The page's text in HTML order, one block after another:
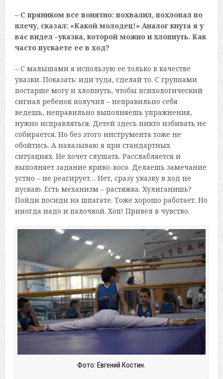
– С пряником все понятно: похвалил, похлопал по
плечу, сказал: «Какой молодец!» Аналог кнута я у
вас видел –указка, которой можно и хлопнуть. Как
часто пускаете ее в ход?
– С малышами я использую ее только в качестве
указки. Показать: иди туда, сделай то. С группами
постарше могу и хлопнуть, чтобы психологический
сигнал ребенок получил – неправильно себя
ведешь, неправильно выполняешь упражнения,
нужно исправляться. Детей здесь никто избивать не
собирается. Но без этого инструмента тоже не
обойтись. А наказываю я при стандартных
ситуациях. Не хочет слушать. Расслабляется и
выполняет задание криво-косо. Делаешь замечание
устно – не реагирует… Нет, сразу указку в ход не
пускаю. Есть механизм – растяжка. Хулиганишь?
Пойди посиди на шпагате. Тоже хорошо работает. Но
иногда надо и палочкой. Хоп! Привел в чувство.
Фото: Евгений Костин.